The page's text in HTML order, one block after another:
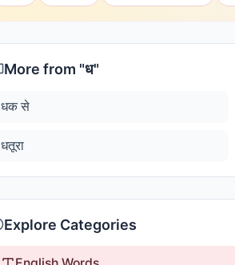
More from "ध"
धक से
धतूरा
Explore Categories